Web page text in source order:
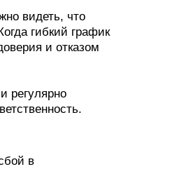
видеть, что
гибкий график
и отказом
регулярно
в